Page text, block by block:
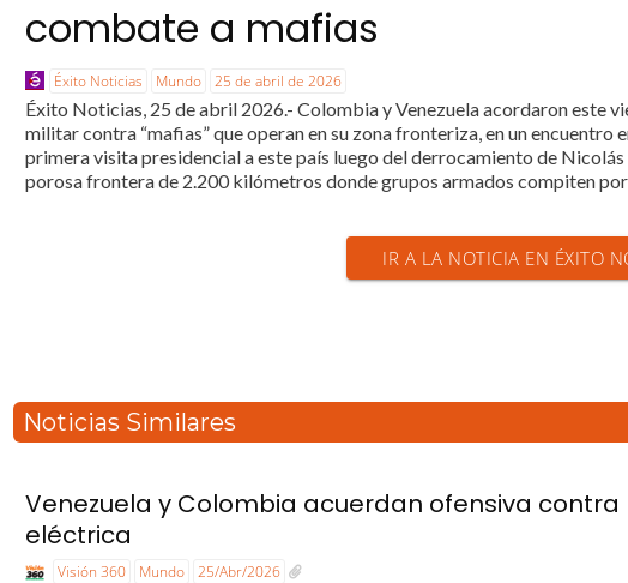
combate a mafias
Éxito Noticias Mundo 25 de abril de 2026
Éxito Noticias, 25 de abril 2026.- Colombia y Venezuela acordaron este
militar contra “mafias” que operan en su zona fronteriza, en un
primera visita presidencial a este país luego del derrocamiento de
porosa frontera de 2.200 kilómetros donde grupos armados compiten por
IR A LA NOTICIA EN ÉXITO
Noticias Similares
Venezuela y Colombia acuerdan ofensiva
eléctrica
Visión 360 Mundo 25/Abr/2026